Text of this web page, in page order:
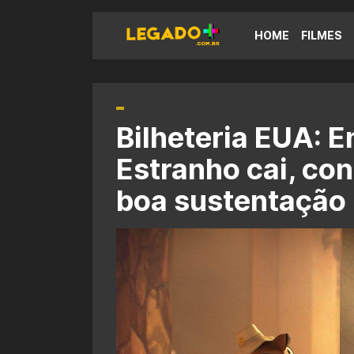
HOME FILMES
Bilheteria EUA:
Estranho cai,
boa sustentação